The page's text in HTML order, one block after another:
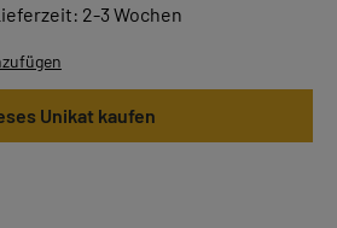
2-3 Wochen
Unikat kaufen